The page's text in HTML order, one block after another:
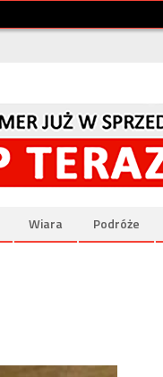
Wiara Podróże